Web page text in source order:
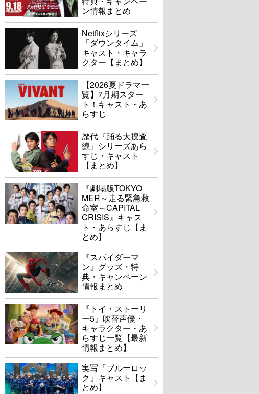
ン情報まとめ
Netflixシリーズ
「ダウンタイム」
キャスト・キャラ
クター【まとめ】
【2026夏ドラマ一
覧】7月期スター
ト！キャスト・あ
らすじ
歴代『踊る大捜査
線』シリーズあら
すじ・キャスト
【まとめ】
『劇場版TOKYO
MER～走る緊急救
命室～CAPITAL
CRISIS』キャス
ト・あらすじ【ま
とめ】
『スパイダーマ
ン』グッズ・特
典・キャンペーン
情報まとめ
『トイ・ストーリ
ー5』吹替声優・
キャラクター・あ
らすじ一覧【最新
情報まとめ】
実写『ブルーロッ
ク』キャスト【ま
とめ】